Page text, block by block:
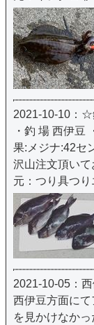
2021-10-10：
・釣 場 西伊豆
果:メジナ:42セ
沢山注文頂い
元：つり具つり
2021-10-05：
西伊豆方面に
を見かけなか